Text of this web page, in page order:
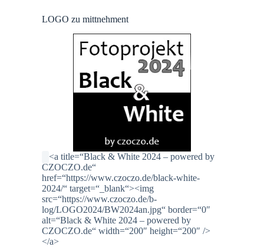
LOGO zu mittnehment
<a title=“Black & White 2024 – powered by
CZOCZO.de“
href=“https://www.czoczo.de/black-white-
2024/“ target=“_blank“><img
src=“https://www.czoczo.de/b-
log/LOGO2024/BW2024an.jpg“ border=“0″
alt=“Black & White 2024 – powered by
CZOCZO.de“ width=“200″ height=“200″ />
</a>